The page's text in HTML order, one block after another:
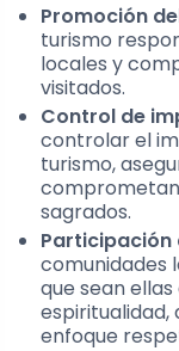
Promoción
turismo
locales y
visitados.
Control de
controlar el
turismo,
sagrados.
comunidades
que sean
espiritualidad,
enfoque